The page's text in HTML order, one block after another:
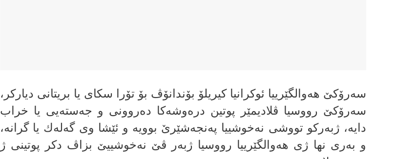
سه‌رۆكێ هه‌والگێرییا ئوكرانیا كیریلۆ بۆندانۆڤ بۆ تۆرا سكاى یا بریتانى دیاركر،
سه‌رۆكێ رووسیا ڤلادیمێر پوتین دره‌وشه‌كا ده‌روونى و جه‌سته‌یى یا خراب
دایه‌، ژبه‌ركو تووشى نه‌خوشییا په‌نجه‌شێرێ بوویه و ئێشا وى گه‌له‌ك یا گرانه‌،
و به‌رى نها ژى هه‌والگێرییا رووسیا ژبه‌ر ڤێ نه‌خوشییێ بزاڤ دكر پوتینى ژ